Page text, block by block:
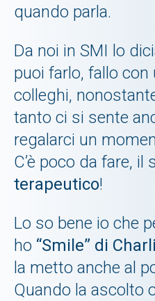
quando parla.
Da noi in SMI lo
puoi farlo, fallo con
colleghi,
tanto ci si sente
regalarci un
C’è poco da fare, il
terapeutico!
Lo so bene io che
ho “Smile” di
la metto anche al
Quando la ascolto